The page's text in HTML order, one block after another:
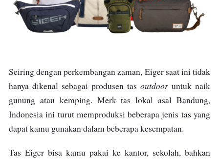
Seiring dengan perkembangan zaman, Eiger saat ini tidak
hanya dikenal sebagai produsen tas outdoor untuk naik
gunung atau kemping. Merk tas lokal asal Bandung,
Indonesia ini turut memproduksi beberapa jenis tas yang
dapat kamu gunakan dalam beberapa kesempatan.
Tas Eiger bisa kamu pakai ke kantor, sekolah, bahkan